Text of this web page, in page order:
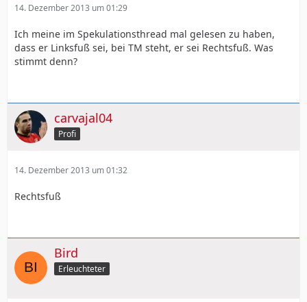
14. Dezember 2013 um 01:29
Ich meine im Spekulationsthread mal gelesen zu haben,
dass er Linksfuß sei, bei TM steht, er sei Rechtsfuß. Was
stimmt denn?
carvajal04
Profi
14. Dezember 2013 um 01:32
Rechtsfuß
Bird
Erleuchteter